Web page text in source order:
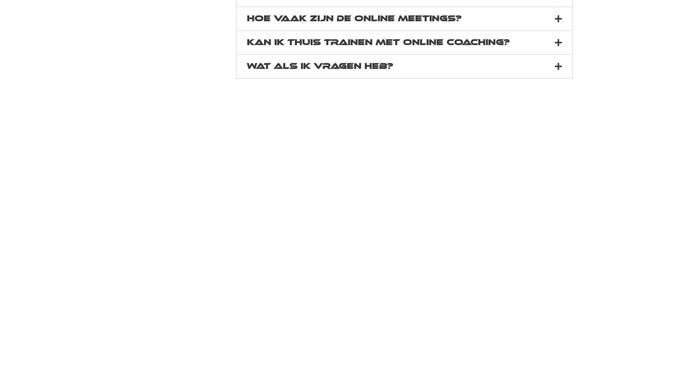
Hoe vaak zijn de online meetings?
Kan ik thuis trainen met online coaching?
Wat als ik vragen heb?